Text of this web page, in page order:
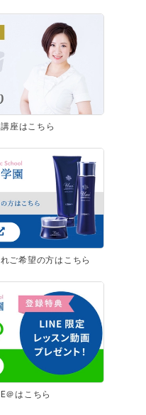
座はこちら
ご希望の方はこちら
＠はこちら